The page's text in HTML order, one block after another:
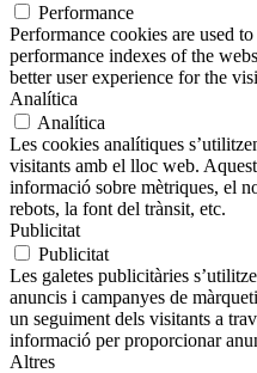
Performance
Performance cookies are used
performance indexes of the
better user experience for the
Analítica
Analítica
Les cookies analítiques
visitants amb el lloc web.
informació sobre mètriques, el
rebots, la font del trànsit, etc.
Publicitat
Publicitat
Les galetes publicitàries
anuncis i campanyes de
un seguiment dels visitants a
informació per proporcionar
Altres